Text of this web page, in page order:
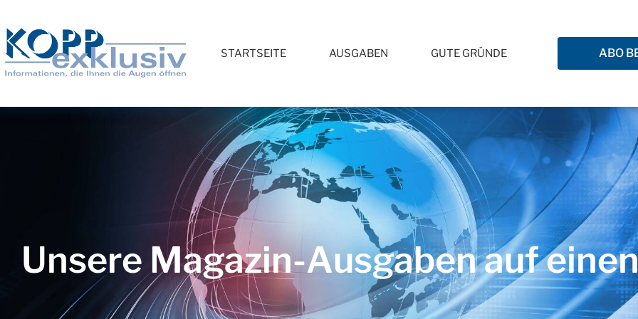
STARTSEITE AUSGABEN GUTE GRÜNDE ABO
Unsere Magazin-Ausgaben auf